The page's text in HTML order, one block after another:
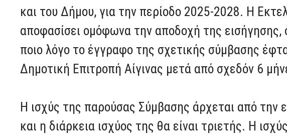
και του Δήμου, για την περίοδο 2025-2028. Η
αποφασίσει ομόφωνα την αποδοχή της
ποιο λόγο το έγγραφο της σχετικής σύμβασης
Δημοτική Επιτροπή Αίγινας μετά από σχεδόν 6
Η ισχύς της παρούσας Σύμβασης άρχεται από την
και η διάρκεια ισχύος της θα είναι τριετής. Η